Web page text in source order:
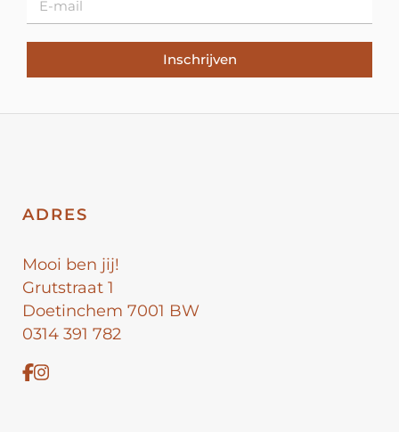
Inschrijven
ADRES
Mooi ben jij!
Grutstraat 1
Doetinchem 7001 BW
0314 391 782